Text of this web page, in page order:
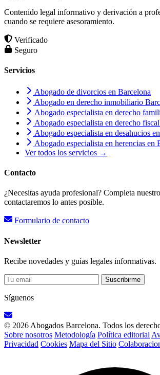
Contenido legal informativo y derivación a
cuando se requiere asesoramiento.
Verificado
Seguro
Servicios
Abogado de divorcios en Barcelona
Abogado en derecho inmobiliario
Abogado especialista en derecho
Abogado especialista en derecho
Abogado especialista en desahucios
Abogado especialista en herencias en
Ver todos los servicios →
Contacto
¿Necesitas ayuda profesional? Completa
contactaremos lo antes posible.
Formulario de contacto
Newsletter
Recibe novedades y guías legales informativas.
Suscribirme
Síguenos
© 2026 Abogados Barcelona. Todos los
Sobre nosotros Metodología Política editorial
Privacidad Cookies Mapa del Sitio